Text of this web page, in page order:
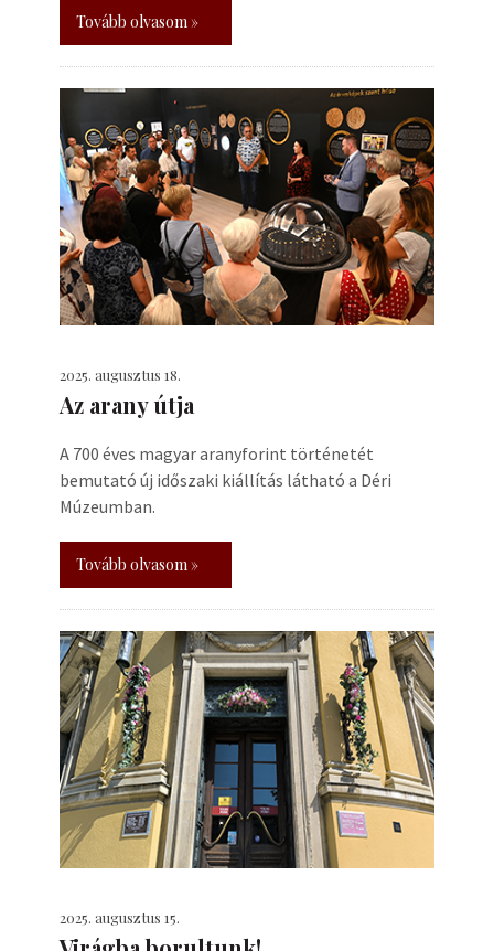
Tovább olvasom »
2025. augusztus 18.
Az arany útja
A 700 éves magyar aranyforint történetét
bemutató új időszaki kiállítás látható a Déri
Múzeumban.
Tovább olvasom »
2025. augusztus 15.